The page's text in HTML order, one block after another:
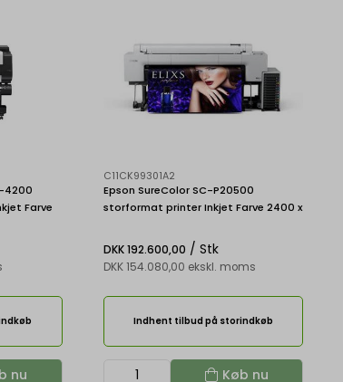
4200
Farve
nu
C11CK99301A2
Epson SureColor SC-P20500
storformat printer Inkjet Farve 2400 x
DKK 192.600,00 / Stk
DKK 154.080,00 ekskl. moms
Indhent tilbud på storindkøb
Køb nu